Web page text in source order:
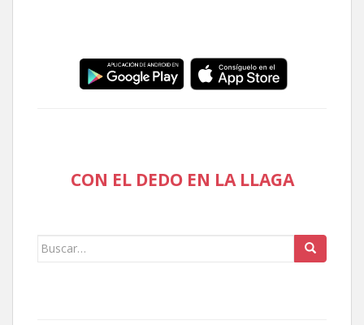
CON EL DEDO EN LA LLAGA
Buscar: